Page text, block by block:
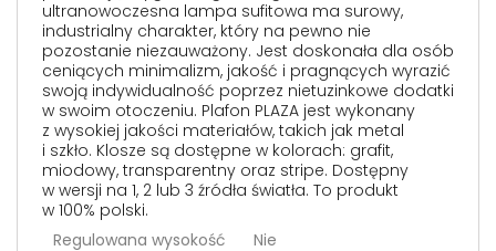
ultranowoczesna lampa sufitowa ma surowy,
industrialny charakter, który na pewno nie
pozostanie niezauważony. Jest doskonała dla osób
ceniących minimalizm, jakość i pragnących wyrazić
swoją indywidualność poprzez nietuzinkowe dodatki
w swoim otoczeniu. Plafon PLAZA jest wykonany
z wysokiej jakości materiałów, takich jak metal
i szkło. Klosze są dostępne w kolorach: grafit,
miodowy, transparentny oraz stripe. Dostępny
w wersji na 1, 2 lub 3 źródła światła. To produkt
w 100% polski.
Regulowana wysokość
Nie